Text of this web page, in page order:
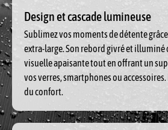
Design et cascade lumineuse
Sublimez vos moments de détente grâce
extra-large. Son rebord givré et illuminé
visuelle apaisante tout en offrant un
vos verres, smartphones ou accessoires.
du confort.